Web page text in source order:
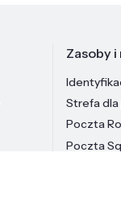
Zasoby i
Strefa
Poczta
Poczta